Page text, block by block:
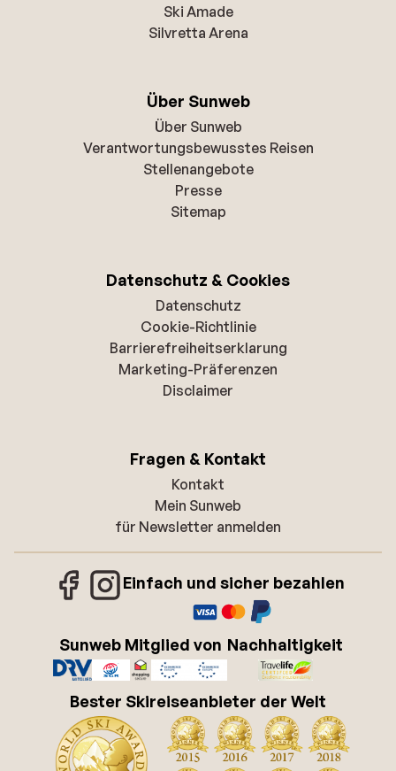
Ski Amade
Silvretta Arena
Über Sunweb
Über Sunweb
Verantwortungsbewusstes Reisen
Stellenangebote
Presse
Sitemap
Datenschutz & Cookies
Datenschutz
Cookie-Richtlinie
Barrierefreiheitserklarung
Marketing-Präferenzen
Disclaimer
Fragen & Kontakt
Kontakt
Mein Sunweb
für Newsletter anmelden
Einfach und sicher bezahlen
Sunweb Mitglied von Nachhaltigkeit
Bester Skireiseanbieter der Welt